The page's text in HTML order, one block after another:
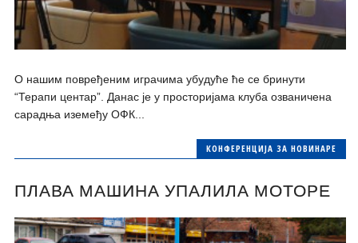
О нашим повређеним играчима убудуће ће се бринути
“Терапи центар”. Данас је у просторијама клуба озваничена
сарадња иземеђу ОФК...
КОНФЕРЕНЦИЈА ЗА НОВИНАРЕ
ПЛАВА МАШИНА УПАЛИЛА МОТОРЕ